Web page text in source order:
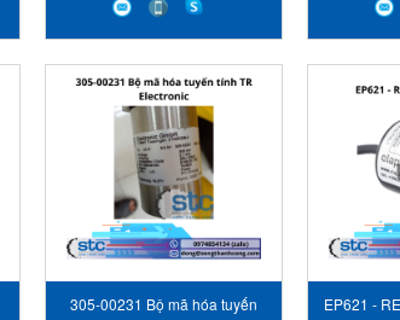
Elap
305-00231 Bộ mã hóa tuyến
EP621 -